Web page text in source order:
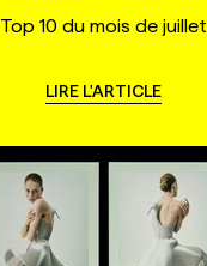
Top 10 du mois de juillet
LIRE L'ARTICLE